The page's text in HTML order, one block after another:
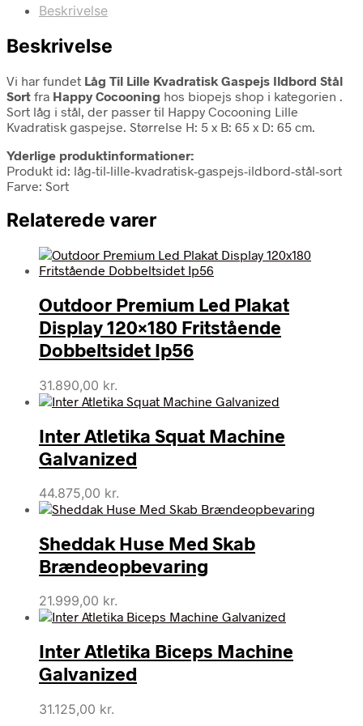
Beskrivelse
Beskrivelse
Vi har fundet Låg Til Lille Kvadratisk Gaspejs Ildbord Stål
Sort fra Happy Cocooning hos biopejs shop i kategorien .
Sort låg i stål, der passer til Happy Cocooning Lille
Kvadratisk gaspejse. Størrelse H: 5 x B: 65 x D: 65 cm.
Yderlige produktinformationer:
Produkt id: låg-til-lille-kvadratisk-gaspejs-ildbord-stål-sort
Farve: Sort
Relaterede varer
Outdoor Premium Led Plakat
Display 120×180 Fritstående
Dobbeltsidet Ip56
31.890,00 kr.
Inter Atletika Squat Machine
Galvanized
44.875,00 kr.
Sheddak Huse Med Skab
Brændeopbevaring
21.999,00 kr.
Inter Atletika Biceps Machine
Galvanized
31.125,00 kr.